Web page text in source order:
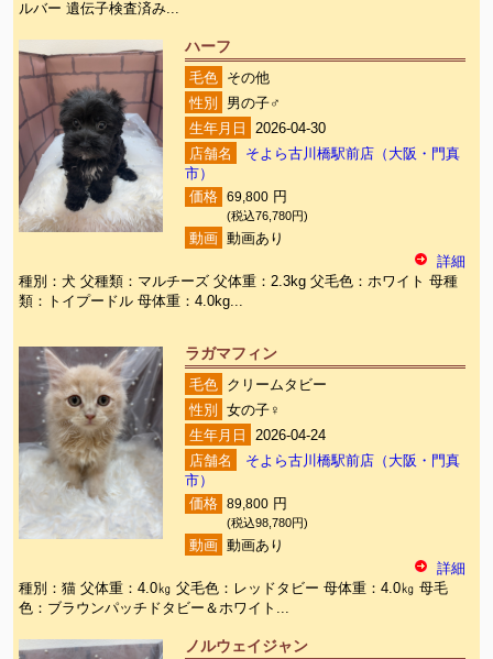
ルバー 遺伝子検査済み...
ハーフ
毛色
その他
性別
男の子♂
生年月日
2026-04-30
店舗名
そよら古川橋駅前店（大阪・門真
市）
価格 69,800 円
(税込76,780円)
動画
動画あり
詳細
種別：犬 父種類：マルチーズ 父体重：2.3kg 父毛色：ホワイト 母種
類：トイプードル 母体重：4.0kg...
ラガマフィン
毛色
クリームタビー
性別
女の子♀
生年月日
2026-04-24
店舗名
そよら古川橋駅前店（大阪・門真
市）
価格 89,800 円
(税込98,780円)
動画
動画あり
詳細
種別：猫 父体重：4.0㎏ 父毛色：レッドタビー 母体重：4.0㎏ 母毛
色：ブラウンパッチドタビー＆ホワイト...
ノルウェイジャン